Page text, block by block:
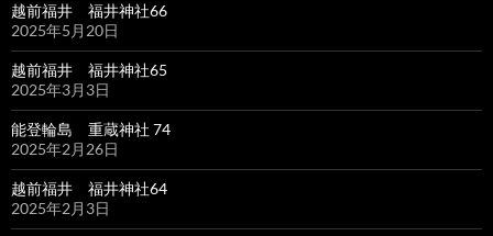
越前福井 福井神社66
2025年5月20日
越前福井 福井神社65
2025年3月3日
能登輪島 重蔵神社 74
2025年2月26日
越前福井 福井神社64
2025年2月3日